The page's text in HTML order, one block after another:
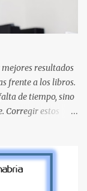
: La L y
un verde
: No te
tan carac...
resultados
frente a los libros.
de tiempo, sino
Corregir estos
guía descubrirás
por qué afectan tu
eres estudiante